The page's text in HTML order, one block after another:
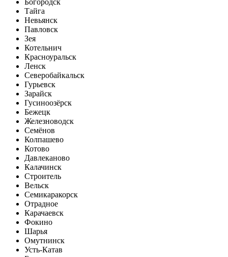
Богородск
Тайга
Невьянск
Павловск
Зея
Котельнич
Красноуральск
Ленск
Северобайкальск
Гурьевск
Зарайск
Гусиноозёрск
Бежецк
Железноводск
Семёнов
Колпашево
Котово
Давлеканово
Калачинск
Строитель
Вельск
Семикаракорск
Отрадное
Карачаевск
Фокино
Шарья
Омутнинск
Усть-Катав